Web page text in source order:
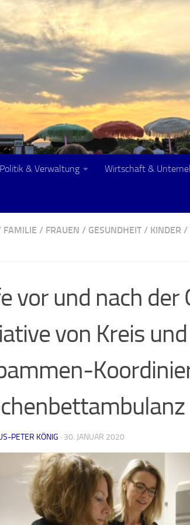
Politik & Verwaltung Wirtschaft &
FAMILIE / FRAUEN / GESUNDHEIT / KINDER /
vor und nach der
von Kreis
PETER KÖNIG · 30. JANUAR 2020